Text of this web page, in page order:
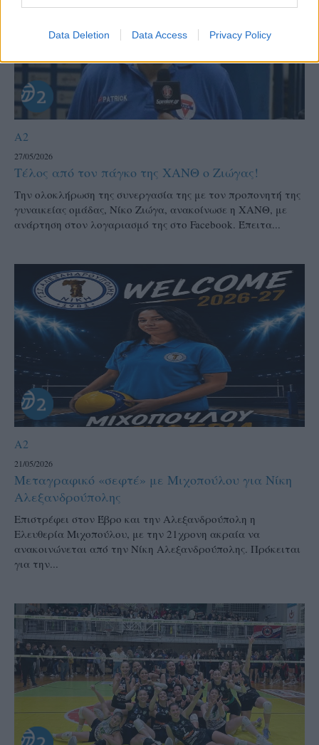
Data Deletion Data Access Privacy Policy
A2
27/05/2026
Τέλος από τον πάγκο της ΧΑΝΘ ο Ζιώγας!
Την ολοκλήρωση της συνεργασία της με τον προπονητή της
γυναικείας ομάδας, Νίκο Ζιώγα, ανακοίνωσε η ΧΑΝΘ, με
ανάρτηση στον λογαριασμό της στο Facebook. Έπειτα...
A2
21/05/2026
Μεταγραφικό «σεφτέ» με Μιχοπούλου για Νίκη
Αλεξανδρούπολης
Επιστρέφει στον Έβρο και την Αλεξανδρούπολη η
Ελευθερία Μιχοπούλου, με την 21χρονη ακραία να
ανακοινώνεται από την Νίκη Αλεξανδρούπολης. Πρόκειται
για την...